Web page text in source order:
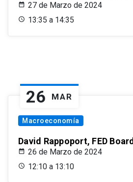
27 de Marzo de 2024
13:35 a 14:35
26 MAR
Macroeconomía
David Rappoport, FED Board
26 de Marzo de 2024
12:10 a 13:10